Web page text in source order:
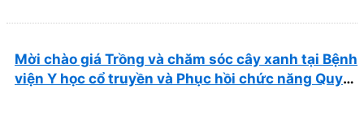
Mời chào giá Trồng và chăm sóc cây xanh tại Bệnh
viện Y học cổ truyền và Phục hồi chức năng Quy